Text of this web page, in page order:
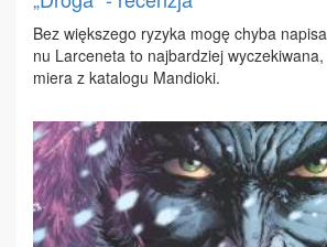
Bez więk­sze­go ry­zy­ka mo­gę chy­ba
nu Lar­ce­ne­ta to naj­bar­dziej
mie­ra z ka­ta­lo­gu Man­dio­ki.